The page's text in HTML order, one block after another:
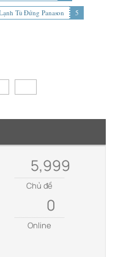
Tủ Đứng Panason 5
5,999
Chủ đề
0
Online